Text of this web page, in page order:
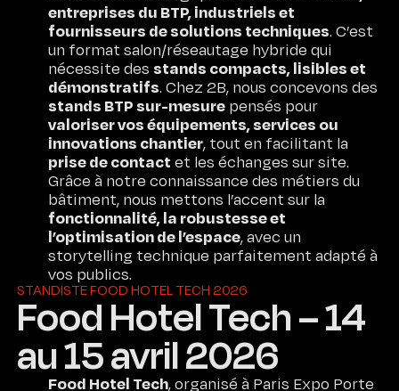
entreprises du BTP, industriels et
fournisseurs de solutions techniques. C’est
un format salon/réseautage hybride qui
nécessite des stands compacts, lisibles et
démonstratifs. Chez 2B, nous concevons des
stands BTP sur-mesurepensés pour
valoriser vos équipements, services ou
innovations chantier, tout en facilitant la
prise de contact et les échanges sur site.
Grâce à notre connaissance des métiers du
bâtiment, nous mettons l’accent sur la
fonctionnalité, la robustesse et
l’optimisation de l’espace, avec un
storytelling technique parfaitement adapté à
vos publics.
Food Hotel Tech – 14
au 15 avril 2026
STANDISTE FOOD HOTEL TECH 2026
Food Hotel Tech, organisé à Paris Expo Porte